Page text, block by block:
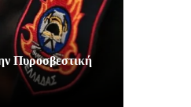
Πυροσβεστική